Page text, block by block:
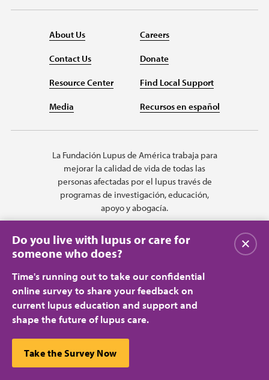
About Us
Contact Us
Resource Center
Media
Careers
Donate
Find Local Support
Recursos en español
La Fundación Lupus de América trabaja para
mejorar la calidad de vida de todas las
personas afectadas por el lupus través de
programas de investigación, educación,
apoyo y abogacía.
Privacy Policy
Terms of Use
© 2026 Lupus Foundation of America. All rights reserved.
A charitable organization with 501(c)(3) tax-exempt status. Federal ID
Do you live with lupus or care for
someone who does?
Time's running out to take our confidential
online survey to share your feedback on
current lupus education and support and
shape the future of lupus care.
Take the Survey Now
Cerrar
This website uses cookies to ensure you get the best
experience.Learn more